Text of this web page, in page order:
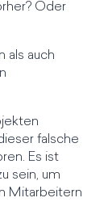
Oder
als auch
falsche
Es ist
sein, um
Mitarbeitern